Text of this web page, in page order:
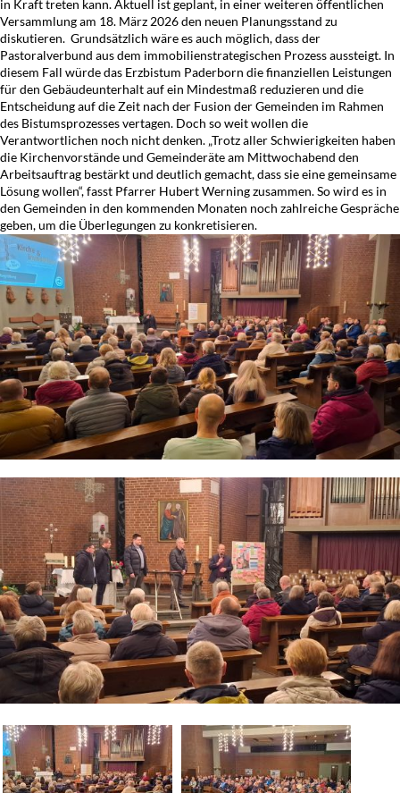
in Kraft treten kann. Aktuell ist geplant, in einer weiteren öffentlichen
Versammlung am 18. März 2026 den neuen Planungsstand zu
diskutieren. Grundsätzlich wäre es auch möglich, dass der
Pastoralverbund aus dem immobilienstrategischen Prozess aussteigt. In
diesem Fall würde das Erzbistum Paderborn die finanziellen Leistungen
für den Gebäudeunterhalt auf ein Mindestmaß reduzieren und die
Entscheidung auf die Zeit nach der Fusion der Gemeinden im Rahmen
des Bistumsprozesses vertagen. Doch so weit wollen die
Verantwortlichen noch nicht denken. „Trotz aller Schwierigkeiten haben
die Kirchenvorstände und Gemeinderäte am Mittwochabend den
Arbeitsauftrag bestärkt und deutlich gemacht, dass sie eine gemeinsame
Lösung wollen“, fasst Pfarrer Hubert Werning zusammen. So wird es in
den Gemeinden in den kommenden Monaten noch zahlreiche Gespräche
geben, um die Überlegungen zu konkretisieren.